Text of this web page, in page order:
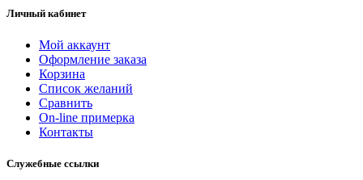
Личный кабинет
Мой аккаунт
Оформление заказа
Корзина
Список желаний
Сравнить
On-line примерка
Контакты
Служебные ссылки